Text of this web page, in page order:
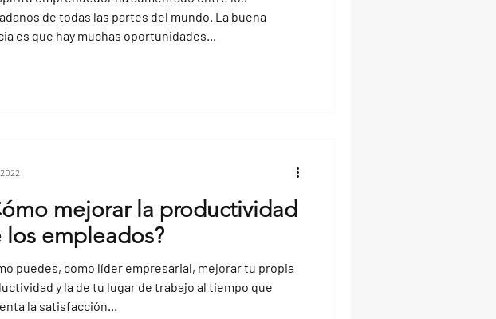
de todas las partes del mundo. La buena
es que hay muchas oportunidades...
mejorar la productividad
los empleados?
puedes, como líder empresarial, mejorar tu propia
y la de tu lugar de trabajo al tiempo que
la satisfacción...